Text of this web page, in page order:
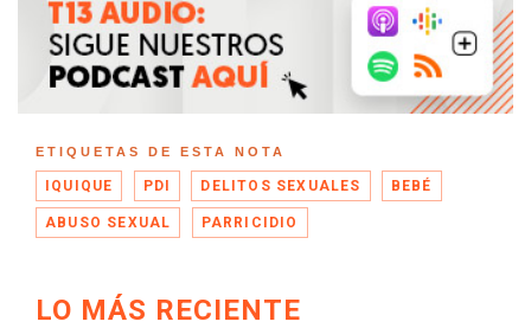
ETIQUETAS DE ESTA NOTA
IQUIQUE PDI DELITOS SEXUALES BEBÉ
ABUSO SEXUAL PARRICIDIO
LO MÁS RECIENTE